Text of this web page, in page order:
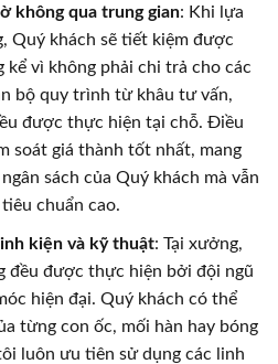
không qua trung gian: Khi lựa
Quý khách sẽ tiết kiệm được
kể vì không phải chi trả cho các
bộ quy trình từ khâu tư vấn,
được thực hiện tại chỗ. Điều
soát giá thành tốt nhất, mang
sách của Quý khách mà vẫn
chuẩn cao.
kiện và kỹ thuật: Tại xưởng,
đều được thực hiện bởi đội ngũ
hiện đại. Quý khách có thể
từng con ốc, mối hàn hay bóng
luôn ưu tiên sử dụng các linh